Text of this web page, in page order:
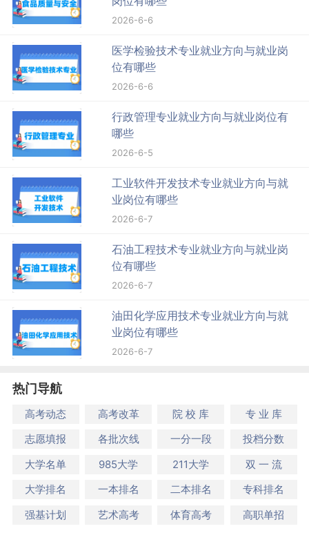
2026-6-6
医学检验技术专业就业方向与就业岗
位有哪些
2026-6-6
行政管理专业就业方向与就业岗位有
哪些
2026-6-5
工业软件开发技术专业就业方向与就
业岗位有哪些
2026-6-7
石油工程技术专业就业方向与就业岗
位有哪些
2026-6-7
油田化学应用技术专业就业方向与就
业岗位有哪些
2026-6-7
热门导航
高考动态 高考改革 院 校 库
专 业 库
志愿填报
各批次线 一分一段
投档分数
大学名单
985大学 211大学
双 一 流
大学排名
一本排名 二本排名
专科排名
强基计划
艺术高考 体育高考 高职单招